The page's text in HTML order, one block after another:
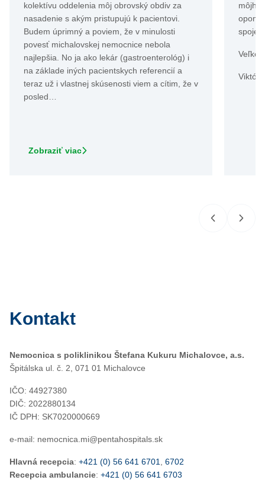
kolektívu oddelenia môj obrovský obdiv za
nasadenie s akým pristupujú k pacientovi.
Budem úprimný a poviem, že v minulosti
povesť michalovskej nemocnice nebola
najlepšia. No ja ako lekár (gastroenterológ) i
na základe iných pacientskych referencií a
teraz už i vlastnej skúsenosti viem a cítim, že v
posled…
Zobraziť viac
môjho
Veľké
Kontakt
Nemocnica s poliklinikou Štefana Kukuru Michalovce, a.s.
Špitálska ul. č. 2, 071 01 Michalovce
IČO: 44927380
DIČ: 2022880134
IČ DPH: SK7020000669
e-mail: nemocnica.mi@pentahospitals.sk
Hlavná recepcia: +421 (0) 56 641 6701
6702
Recepcia ambulancie: +421 (0) 56 641 6703